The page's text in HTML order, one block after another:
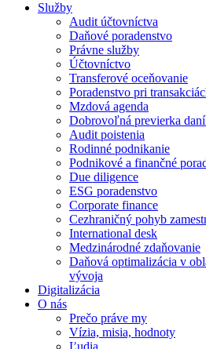
Služby
Audit účtovníctva
Daňové poradenstvo
Právne služby
Účtovníctvo
Transferové oceňovanie
Poradenstvo pri
Mzdová agenda
Dobrovoľná previerka
Audit poistenia
Rodinné podnikanie
Podnikové a finančné
Due diligence
ESG poradenstvo
Corporate finance
Cezhraničný pohyb
International desk
Medzinárodné zdaňovanie
Daňová optimalizácia v
vývoja
Digitalizácia
O nás
Prečo práve my
Vízia, misia, hodnoty
Ľudia